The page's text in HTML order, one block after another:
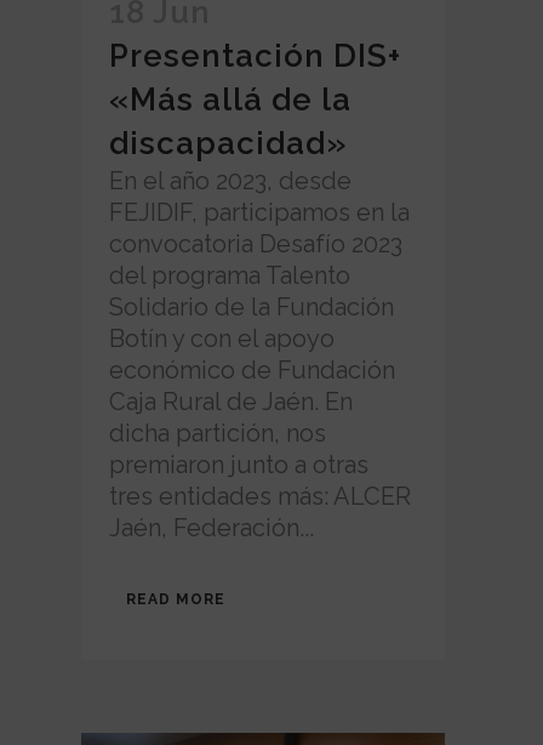
Presentación DIS+
«Más allá de la
discapacidad»
En el año 2023, desde
FEJIDIF, participamos en la
convocatoria Desafío 2023
del programa Talento
Solidario de la Fundación
Botín y con el apoyo
económico de Fundación
Caja Rural de Jaén. En
dicha partición, nos
premiaron junto a otras
tres entidades más: ALCER
Jaén, Federación...
READ MORE